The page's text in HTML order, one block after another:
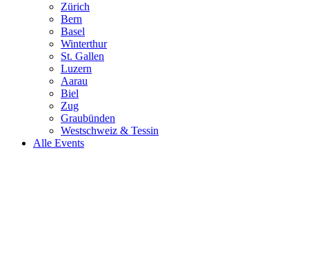
Zürich
Bern
Basel
Winterthur
St. Gallen
Luzern
Aarau
Biel
Zug
Graubünden
Westschweiz & Tessin
Alle Events